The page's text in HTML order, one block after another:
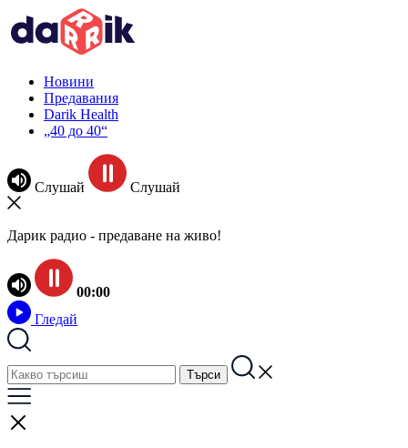
Новини
Предавания
Darik Health
„40 до 40“
Слушай Слушай
Дарик радио - предаване на живо!
00:00
Гледай